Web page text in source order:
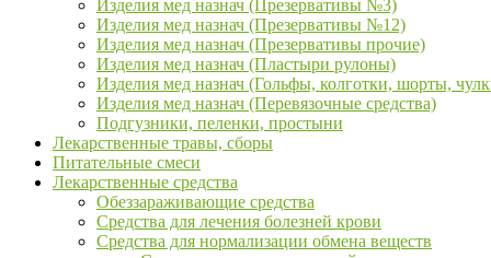
Изделия мед назнач (Презервативы №3)
Изделия мед назнач (Презервативы №12)
Изделия мед назнач (Презервативы прочие)
Изделия мед назнач (Пластыри рулоны)
Изделия мед назнач (Гольфы, колготки, шорты,
Изделия мед назнач (Перевязочные средства)
Подгузники, пеленки, простыни
Лекарственные травы, сборы
Питательные смеси
Лекарственные средства
Обеззараживающие средства
Средства для лечения болезней крови
Средства для нормализации обмена веществ